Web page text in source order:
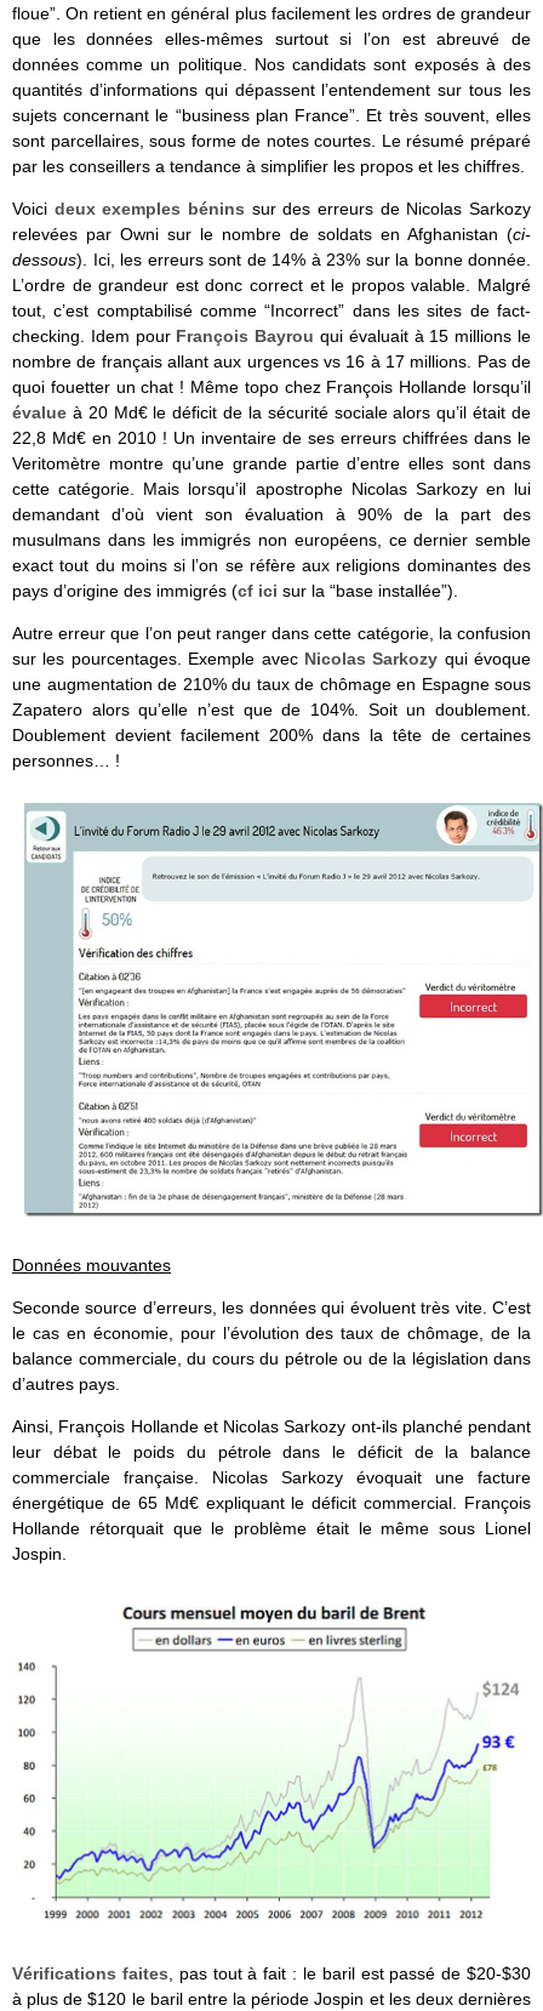
floue”. On retient en général plus facilement les ordres de grandeur
que les données elles-mêmes surtout si l’on est abreuvé de
données comme un politique. Nos candidats sont exposés à des
quantités d’informations qui dépassent l’entendement sur tous les
sujets concernant le “business plan France”. Et très souvent, elles
sont parcellaires, sous forme de notes courtes. Le résumé préparé
par les conseillers a tendance à simplifier les propos et les chiffres.
Voici deux exemples bénins sur des erreurs de Nicolas Sarkozy
relevées par Owni sur le nombre de soldats en Afghanistan (ci-
dessous). Ici, les erreurs sont de 14% à 23% sur la bonne donnée.
L’ordre de grandeur est donc correct et le propos valable. Malgré
tout, c’est comptabilisé comme “Incorrect” dans les sites de fact-
checking. Idem pour François Bayrou qui évaluait à 15 millions le
nombre de français allant aux urgences vs 16 à 17 millions. Pas de
quoi fouetter un chat ! Même topo chez François Hollande lorsqu’il
évalue à 20 Md€ le déficit de la sécurité sociale alors qu’il était de
22,8 Md€ en 2010 ! Un inventaire de ses erreurs chiffrées dans le
Veritomètre montre qu’une grande partie d’entre elles sont dans
cette catégorie. Mais lorsqu’il apostrophe Nicolas Sarkozy en lui
demandant d’où vient son évaluation à 90% de la part des
musulmans dans les immigrés non européens, ce dernier semble
exact tout du moins si l’on se réfère aux religions dominantes des
pays d’origine des immigrés (cf ici sur la “base installée”).
Autre erreur que l’on peut ranger dans cette catégorie, la confusion
sur les pourcentages. Exemple avec Nicolas Sarkozy qui évoque
une augmentation de 210% du taux de chômage en Espagne sous
Zapatero alors qu’elle n’est que de 104%. Soit un doublement.
Doublement devient facilement 200% dans la tête de certaines
personnes… !
Données mouvantes
Seconde source d’erreurs, les données qui évoluent très vite. C’est
le cas en économie, pour l’évolution des taux de chômage, de la
balance commerciale, du cours du pétrole ou de la législation dans
d’autres pays.
Ainsi, François Hollande et Nicolas Sarkozy ont-ils planché pendant
leur débat le poids du pétrole dans le déficit de la balance
commerciale française. Nicolas Sarkozy évoquait une facture
énergétique de 65 Md€ expliquant le déficit commercial. François
Hollande rétorquait que le problème était le même sous Lionel
Jospin.
Vérifications faites, pas tout à fait : le baril est passé de $20-$30
à plus de $120 le baril entre la période Jospin et les deux dernières